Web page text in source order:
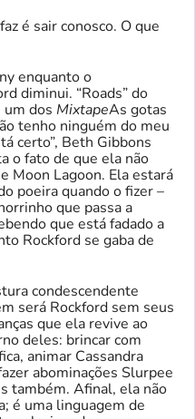
é sair conosco. O que
enquanto o
diminui. “Roads” do
um dos MixtapeAs gotas
tenho ninguém do meu
certo”, Beth Gibbons
o fato de que ela não
Moon Lagoon. Ela estará
poeira quando o fizer –
que passa a
que está fadado a
Rockford se gaba de
condescendente
será Rockford sem seus
que ela revive ao
deles: brincar com
animar Cassandra
abominações Slurpee
também. Afinal, ela não
é uma linguagem de